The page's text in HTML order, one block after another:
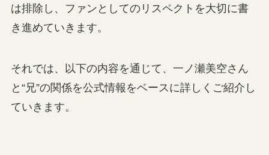
は排除し、ファンとしてのリスペクトを大切に書
き進めていきます。
それでは、以下の内容を通じて、一ノ瀬美空さん
と“兄”の関係を公式情報をベースに詳しくご紹介し
ていきます。